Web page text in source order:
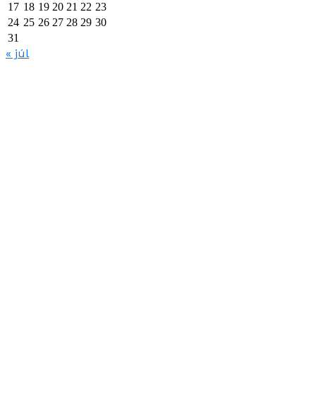
17 18 19 20 21 22 23
24 25 26 27 28 29 30
31
« júl